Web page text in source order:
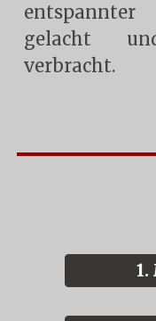
gelacht
verbracht.